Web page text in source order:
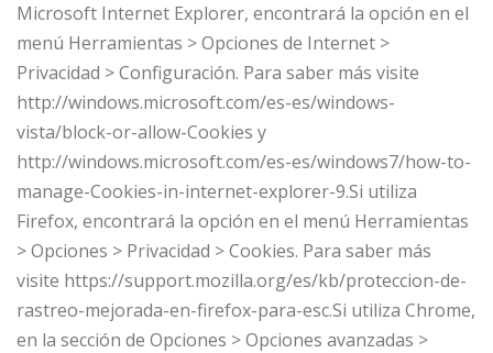
Microsoft Internet Explorer, encontrará la opción en el
menú Herramientas > Opciones de Internet >
Privacidad > Configuración. Para saber más visite
http://windows.microsoft.com/es-es/windows-
vista/block-or-allow-Cookies y
http://windows.microsoft.com/es-es/windows7/how-to-
manage-Cookies-in-internet-explorer-9.Si utiliza
Firefox, encontrará la opción en el menú Herramientas
> Opciones > Privacidad > Cookies. Para saber más
visite https://support.mozilla.org/es/kb/proteccion-de-
rastreo-mejorada-en-firefox-para-esc.Si utiliza Chrome,
en la sección de Opciones > Opciones avanzadas >